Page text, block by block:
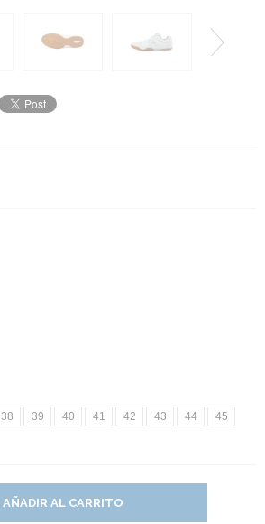
38 39 40 41 42 43 44
45
AÑADIR AL CARRITO